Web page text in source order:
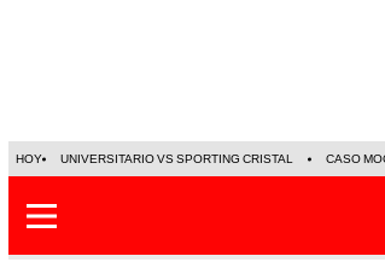
HOY UNIVERSITARIO VS SPORTING CRISTAL CASO